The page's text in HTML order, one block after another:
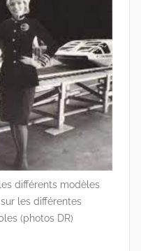
différents modèles
les différentes
(photos DR)